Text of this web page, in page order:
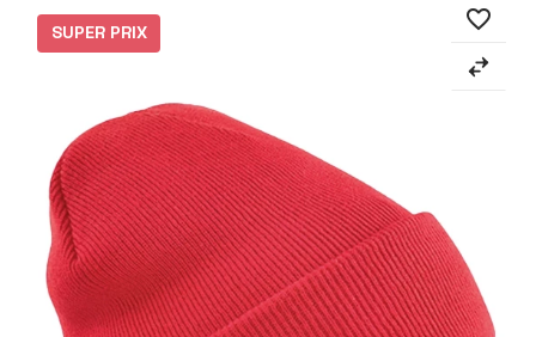
favorite_border
SUPER PRIX